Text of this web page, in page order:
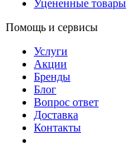
Уцененные товары
Помощь и сервисы
Услуги
Акции
Бренды
Бло
опрос ответ
Доставка
Контакты